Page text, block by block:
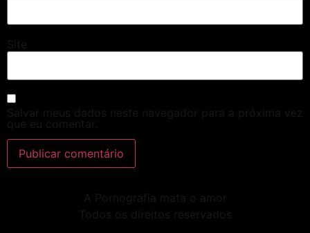
Site
Salvar meus dados neste navegador para a próxima vez
que eu comentar.
A Pornografia mata o amor
Todos os direitos reservados